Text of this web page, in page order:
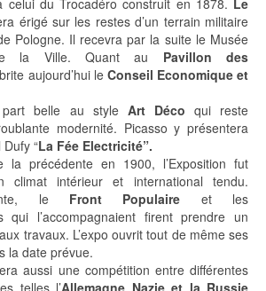
celui du Trocadéro construit en 1878. Le
érigé sur les restes d’un terrain militaire
Pologne. Il recevra par la suite le Musée
la Ville. Quant au Pavillon des
aujourd’hui le Conseil Economique et
partbelle au style Art Déco qui reste
modernité. Picasso y présentera
Dufy “La Fée Electricité”.
la précédente en 1900, l’Exposition fut
climat intérieur et international tendu.
le Front Populaire et les
qui l’accompagnaient firent prendre un
travaux. L’expo ouvrit tout de même ses
la date prévue.
aussi une compétition entre différentes